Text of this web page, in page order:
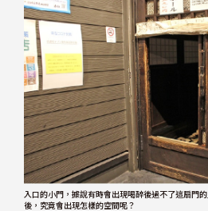
入口的小門，據說有時會出現喝醉後過不了這扇門
後，究竟會出現怎樣的空間呢？